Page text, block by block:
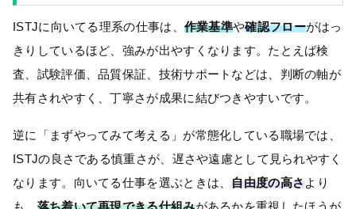
ISTJに向いてる理系の仕事は、 作業基準や確認フローがはっ
きりしているほど、強みが出やすくなります。たとえば検
査、試験評価、品質保証、技術サポートなどは、判断の軸が
共有されやすく、丁寧さが成果に結びつきやすいです。
逆に「まずやってみて考える」が常態化している職場では、
ISTJの良さである慎重さが、遅さや遠慮として見られやすく
なります。向いてる仕事を選ぶときは、自由度の高さより
も、 落ち着いて再現できる仕組みがあるかを重視したほうが